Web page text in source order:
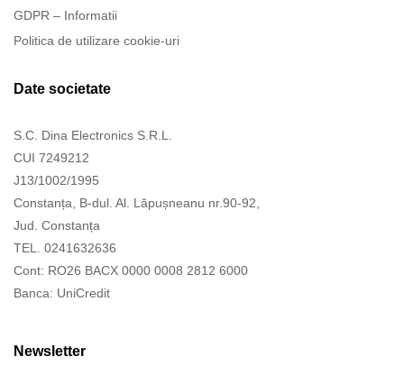
GDPR – Informatii
Politica de utilizare cookie-uri
Date societate
S.C. Dina Electronics S.R.L.
CUI 7249212
J13/1002/1995
Constanța, B-dul. Al. Lăpușneanu nr.90-92,
Jud. Constanța
TEL. 0241632636
Cont: RO26 BACX 0000 0008 2812 6000
Banca: UniCredit
Newsletter